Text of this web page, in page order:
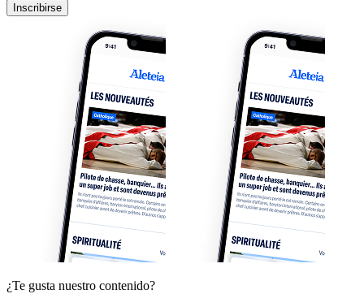
Inscribirse
¿Te gusta nuestro contenido?